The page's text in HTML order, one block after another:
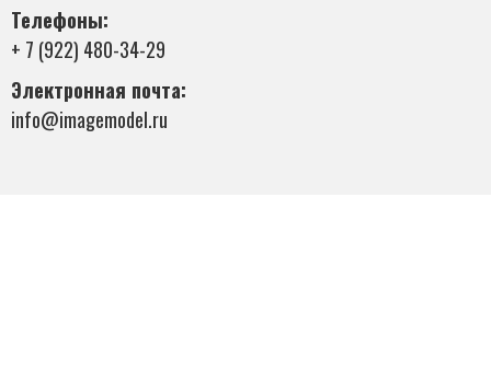
Телефоны:
+ 7 (922) 480-34-29
Электронная почта:
info@imagemodel.ru